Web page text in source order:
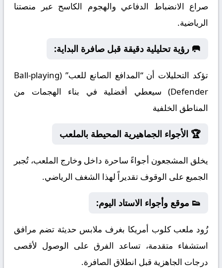
صراع الانضباط الدفاعي والهجوم الكاسح عبر منصتنا
الرياضية.
🥅 رؤية تحليلية دقيقة قبل صافرة البداية:
تؤكد التحليلات أن “المدافع الصانع للعب” (Ball-playing
Defender) سيعطي أفضلية في بناء الهجمات من
المناطق الخلفية
🏆 الأجواء الجماهيرية المحيطة بالملعب
يخلق المشجعون أجواءً ساحرة داخل وخارج الملعب، تُجبر
الجميع على الوقوف تقديراً لهذا الشغف الرياضي.
👟 موقع وأجواء الاستاد اليوم:
زُود ملعب كلوب أمريكا بغرف ملابس حديثة تضم مرافق
استشفاء متقدمة، تساعد الفرق على الوصول لأقصى
درجات الجاهزية قبل انطلاق الصافرة.